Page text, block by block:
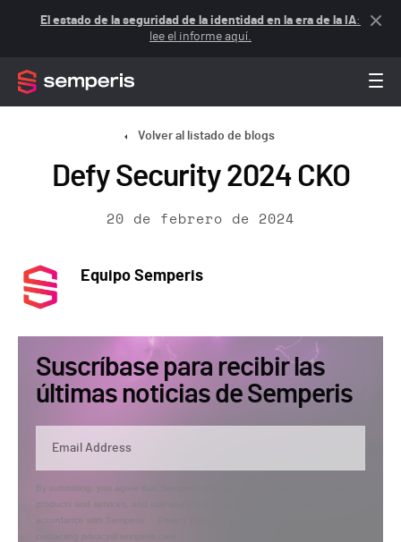
El estado de la seguridad de la identidad en la era de la IA:
lee el informe aquí.
Volver al listado de blogs
Defy Security 2024 CKO
20 de febrero de 2024
Equipo Semperis
Suscríbase para recibir las
últimas noticias de Semperis
By submitting, you agree that Semperis may send you information regarding its
products and services, and use and process your personal information in
accordance with Semperis’
contacting privacy@semperis.com.